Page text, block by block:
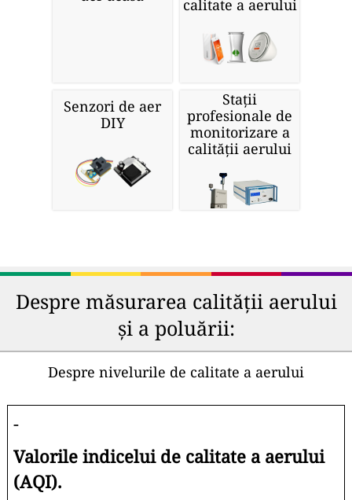
calitate a aerului
Senzori de aer
DIY
Stații
profesionale de
monitorizare a
calității aerului
Despre măsurarea calității aerului
și a poluării:
Despre nivelurile de calitate a aerului
-
Valorile indicelui de calitate a aerului
(AQI).